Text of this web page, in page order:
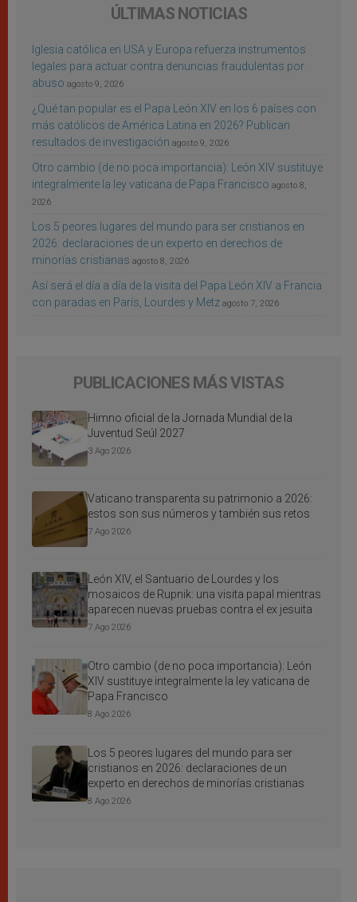
ÚLTIMAS NOTICIAS
Iglesia católica en USA y Europa refuerza instrumentos
legales para actuar contra denuncias fraudulentas por
abuso agosto 9, 2026
¿Qué tan popular es el Papa León XIV en los 6 países con
más católicos de América Latina en 2026? Publican
resultados de investigación agosto 9, 2026
Otro cambio (de no poca importancia): León XIV sustituye
integralmente la ley vaticana de Papa Francisco agosto 8,
2026
Los 5 peores lugares del mundo para ser cristianos en
2026: declaraciones de un experto en derechos de
minorías cristianas agosto 8, 2026
Así será el día a día de la visita del Papa León XIV a Francia
con paradas en París, Lourdes y Metz agosto 7, 2026
PUBLICACIONES MÁS VISTAS
Himno oficial de la Jornada Mundial de la
Juventud Seúl 2027
3 Ago 2026
Vaticano transparenta su patrimonio a 2026:
estos son sus números y también sus retos
7 Ago 2026
León XIV, el Santuario de Lourdes y los
mosaicos de Rupnik: una visita papal mientras
aparecen nuevas pruebas contra el ex jesuita
7 Ago 2026
Otro cambio (de no poca importancia): León
XIV sustituye integralmente la ley vaticana de
Papa Francisco
8 Ago 2026
Los 5 peores lugares del mundo para ser
cristianos en 2026: declaraciones de un
experto en derechos de minorías cristianas
8 Ago 2026